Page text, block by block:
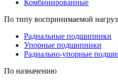
Комбинированные
По типу воспринимаемой
Радиальные подшипники
Упорные подшипники
Радиально-упорные
По назначению